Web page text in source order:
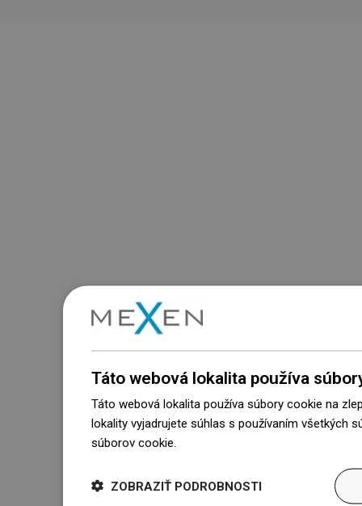
Táto webová lokalita používa
Táto webová lokalita používa súbory cookie na
lokality vyjadrujete súhlas s používaním všetkých
súborov cookie.
ZOBRAZIŤ PODROBNOSTI